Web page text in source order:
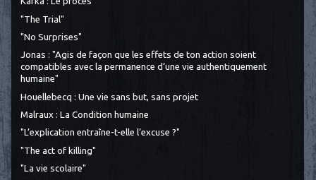
"The Trial"
"No Surprises"
Jonas : "Agis de façon que les effets de ton action soient
compatibles avec la permanence d’une vie authentiquement
humaine"
Houellebecq : Une vie sans but, sans projet
Malraux : La Condition humaine
"L’explication entraîne-t-elle l’excuse ?"
"The act of killing"
"La vie scolaire"